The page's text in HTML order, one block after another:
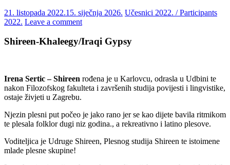
21. listopada 2022.15. siječnja 2026. Učesnici 2022. / Participants
2022. Leave a comment
Shireen-Khaleegy/Iraqi Gypsy
Irena Sertic – Shireen rođena je u Karlovcu, odrasla u Udbini te
nakon Filozofskog fakulteta i završenih studija povijesti i lingvistike,
ostaje živjeti u Zagrebu.
Njezin plesni put počeo je jako rano jer se kao dijete bavila ritmikom
te plesala folklor dugi niz godina., a rekreativno i latino plesove.
Voditeljica je Udruge Shireen, Plesnog studija Shireen te istoimene
mlade plesne skupine!